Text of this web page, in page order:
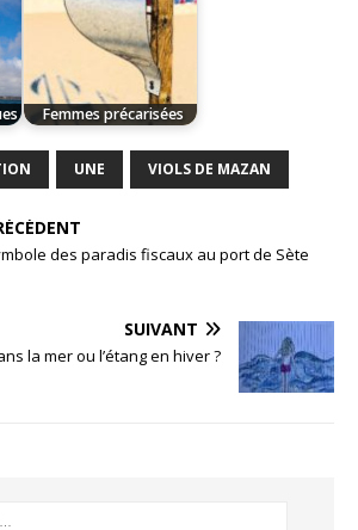
Femmes précarisées
UNE VIOLS DE MAZAN
des paradis fiscaux au port de Sète
SUIVANT
la mer ou l’étang en hiver ?